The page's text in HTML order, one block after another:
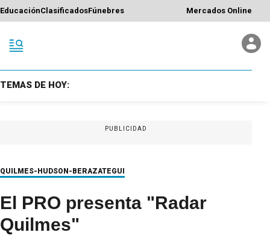
EducaciónClasificadosFúnebres Mercados Online
TEMAS DE HOY:
PUBLICIDAD
QUILMES-HUDSON-BERAZATEGUI
El PRO presenta "Radar
Quilmes"